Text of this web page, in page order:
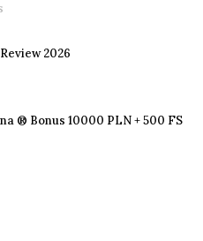
2026
®️ Bonus 10000 PLN + 500 FS